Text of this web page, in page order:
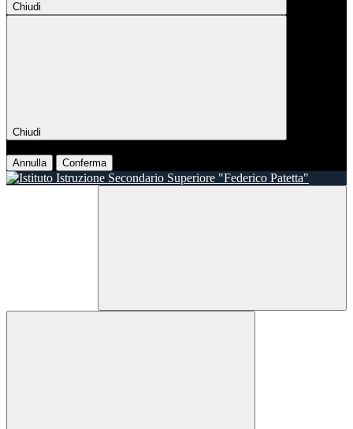
Chiudi
Chiudi
Annulla Conferma